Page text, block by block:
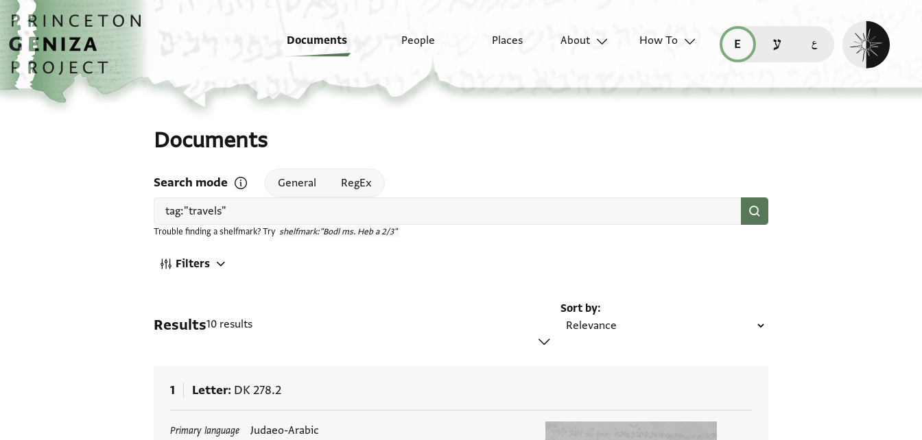
Skip to main content
home
Documents People Places About
How To
read this page in English (en)
קריאת העמוד ב-עברית (he)
Enable dark
Documents
Search mode Open search mode help
General RegEx
Trouble finding a shelfmark? Try shelfmark:"Bodl ms. Heb a 2/3"
Filters
Results10 results
Sort by
1 Letter DK 278.2
Primary language Judaeo-Arabic
Tags